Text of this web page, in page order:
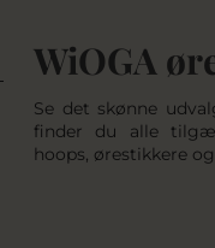
WiOGA
Se det skønne
finder du alle
hoops, ørestikkere